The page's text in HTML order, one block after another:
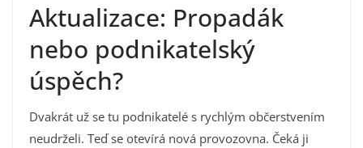
Aktualizace: Propadák
nebo podnikatelský
úspěch?
Dvakrát už se tu podnikatelé s rychlým občerstvením
neudrželi. Teď se otevírá nová provozovna. Čeká ji